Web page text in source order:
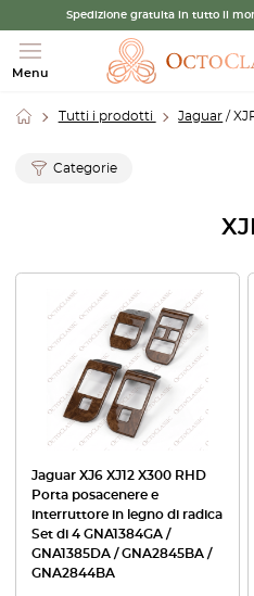
Spedizione gratuita in tutto il
Menu
Tutti i prodotti Jaguar /
Categorie
Jaguar XJ6 XJ12 X300 RHD
Porta posacenere e
interruttore in legno di radica
Set di 4 GNA1384GA /
GNA1385DA / GNA2845BA /
GNA2844BA